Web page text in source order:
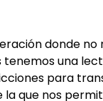
donde
tenemos una
para
la que nos